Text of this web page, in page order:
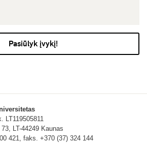
Pasiūlyk įvykį!
LT119505811
LT-44249 Kaunas
421, faks. +370 (37) 324 144